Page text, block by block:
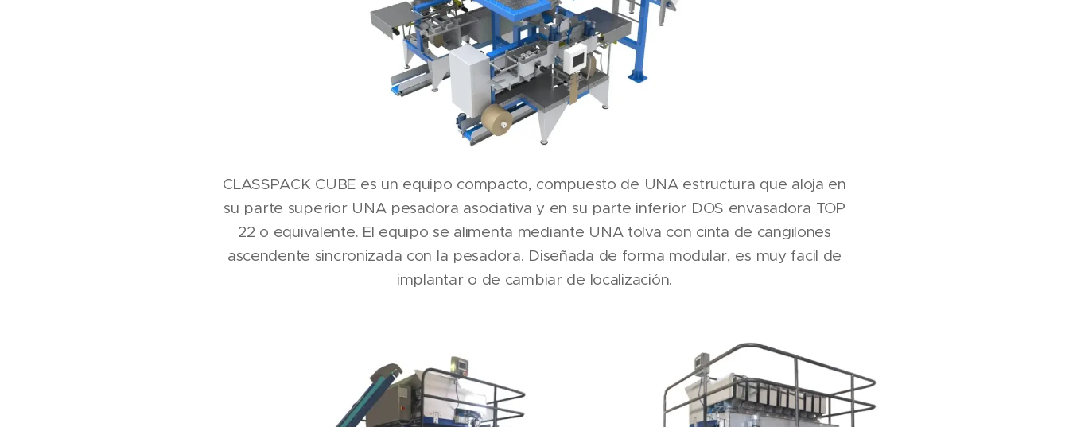
CLASSPACK CUBE es un equipo compacto, compuesto de UNA estructura que aloja en
su parte superior UNA pesadora asociativa y en su parte inferior DOS envasadora TOP
22 o equivalente. El equipo se alimenta mediante UNA tolva con cinta de cangilones
ascendente sincronizada con la pesadora. Diseñada de forma modular, es muy facil de
implantar o de cambiar de localización.